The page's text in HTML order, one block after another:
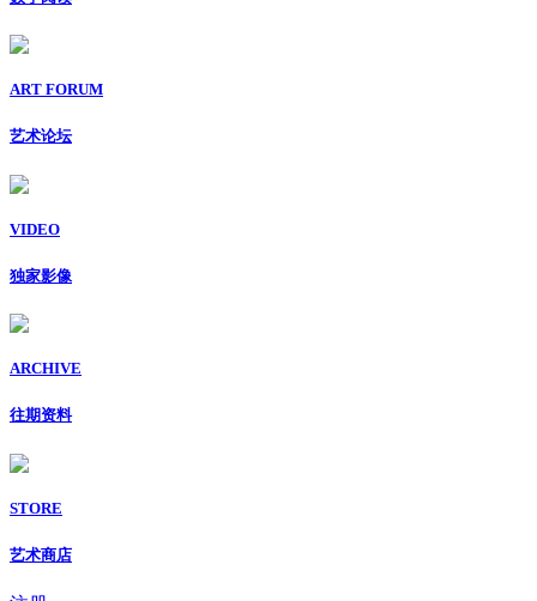
ART FORUM
艺术论坛
VIDEO
独家影像
ARCHIVE
往期资料
STORE
艺术商店